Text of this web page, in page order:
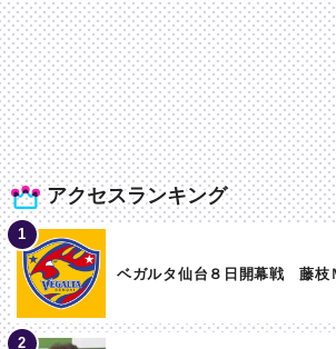
アクセスランキング
ベガルタ仙台８日開幕戦 藤枝